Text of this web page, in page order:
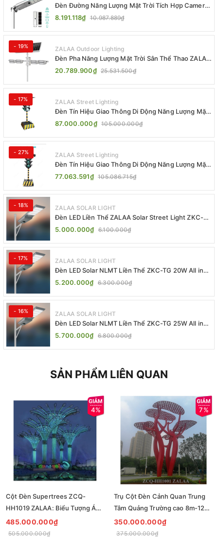
Đèn Đường Năng Lượng Mặt Trời Tích Hợp Camera
ZALAA ZL-BJ04-CCTV (80W, IP65)
8.191.118₫ 10.987.889₫
- 19% ZALAA Outdoor Lighting
Đèn Pha Năng Lượng Mặt Trời Sân Thể Thao ZALAA
Jsc Chống Nước IP65 Cao Cấp
20.789.900₫ 25.531.500₫
- 17% ZALAA Street Lighting
Đèn Tín Hiệu Giao Thông Di Động Năng Lượng Mặt
Trời ZALAA ZL-300A-D
87.000.000₫ 105.000.000₫
- 27% ZALAA Street Lighting
Đèn Tín Hiệu Giao Thông Di Động Năng Lượng Mặt
Trời ZALAA ZL-409300C
77.063.591₫ 105.086.715₫
- 18% ZALAA SOLAR LIGHT
Đèn LED Liền Thể ZALAA Solar Street Light ZKC-
TG 20W 25W 30W All In One
5.000.000₫ 6.100.000₫
- 17% ZALAA SOLAR LIGHT
Đèn LED Solar NLMT Liền Thể ZKC-TG 20W All in
One | ZALAA Street Light
5.200.000₫ 6.300.000₫
- 16% ZALAA SOLAR LIGHT
Đèn LED Solar NLMT Liền Thể ZKC-TG 25W All in
One | ZALAA Street Light
5.700.000₫ 6.800.000₫
SẢN PHẨM LIÊN QUAN
4%
Cột Đèn Supertrees ZCQ-
HH1019 ZALAA: Biểu Tượng Ánh
Sáng Cho Đại Đô Thị
485.000.000₫
505.000.000₫
7%
Trụ Cột Đèn Cảnh Quan Trung
Tâm Quảng Trường cao 8m-12m
ZCQ-HH1001 ZALAA Fortune
Tree Series
350.000.000₫
375.000.000₫